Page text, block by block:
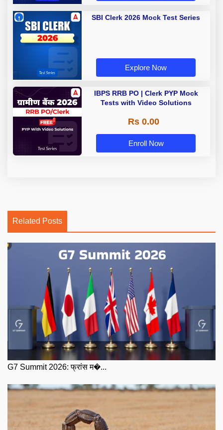
SBI Clerk 2026 Mock Test Series
Explore Now
IBPS RRB PO | Clerk PYP Mock
Tests with Video Solutions
Rs 0.00
Enroll Now
Related Posts
G7 Summit 2026: फ्रांस म�...